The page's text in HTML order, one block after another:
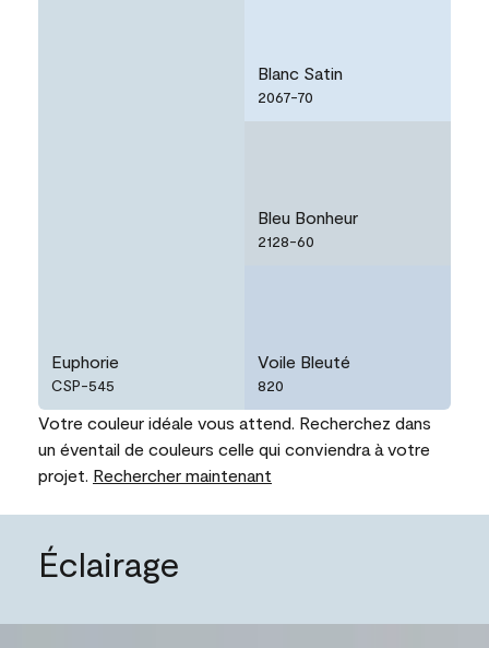
Euphorie
CSP-545
Blanc Satin
2067-70
Bleu Bonheur
2128-60
Voile Bleuté
820
Votre couleur idéale vous attend. Recherchez dans
un éventail de couleurs celle qui conviendra à votre
projet. Rechercher maintenant
Éclairage